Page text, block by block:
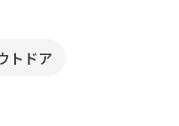
トドア